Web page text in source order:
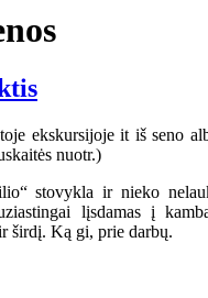
stovykla ir nieko
lįsdamas į
širdį. Ką gi, prie darbų.